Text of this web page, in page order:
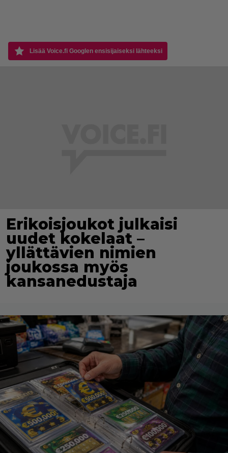
Lisää Voice.fi Googlen ensisijaiseksi lähteeksi
Erikoisjoukot julkaisi
uudet kokelaat –
yllättävien nimien
joukossa myös
kansanedustaja